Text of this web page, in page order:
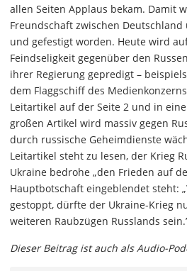
allen Seiten Applaus bekam. Damit
Freundschaft zwischen
und gefestigt worden. Heute wird
Feindseligkeit gegenüber den
ihrer Regierung gepredigt –
dem Flaggschiff des
Leitartikel auf der Seite 2 und in
großen Artikel wird massiv gegen
durch russische Geheimdienste
Leitartikel steht zu lesen, der Krieg
Ukraine bedrohe „den Frieden auf
Hauptbotschaft eingeblendet steht:
gestoppt, dürfte der Ukraine-Krieg
weiteren Raubzügen Russlands
Dieser Beitrag ist auch als Audio-